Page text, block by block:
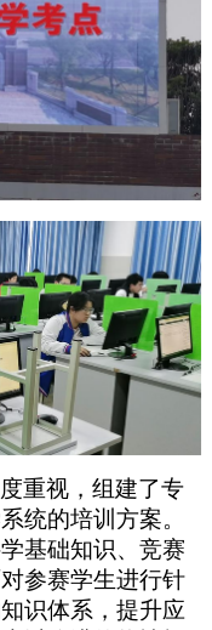
重视，组建了专
统的培训方案。
基础知识、竞赛
参赛学生进行针
识体系，提升应